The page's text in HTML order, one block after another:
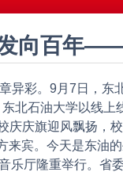
向百年
彩。9月7日，东
北石油大学以线
旗迎风飘扬，校
宾。今天是东油
厅隆重举行。省